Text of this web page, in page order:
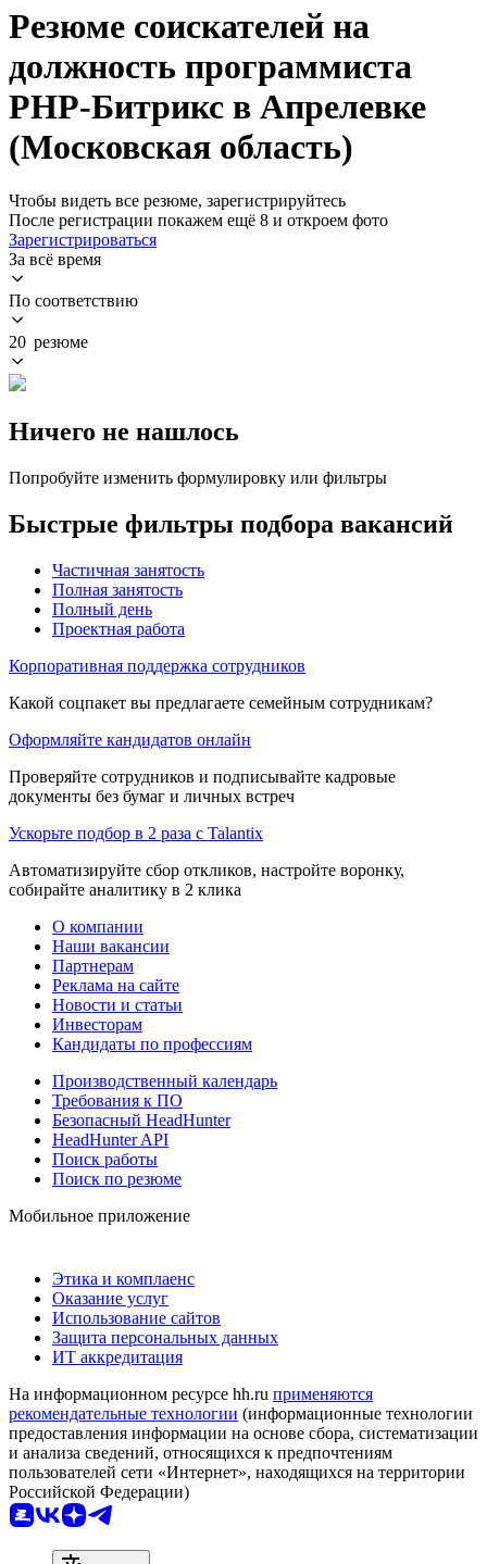
Резюме соискателей на
должность программиста
PHP-Битрикс в Апрелевке
(Московская область)
Чтобы видеть все резюме, зарегистрируйтесь
После регистрации покажем ещё 8 и откроем фото
Зарегистрироваться
За всё время
По соответствию
20 резюме
Ничего не нашлось
Попробуйте изменить формулировку или фильтры
Быстрые фильтры подбора вакансий
Частичная занятость
Полная занятость
Полный день
Проектная работа
Корпоративная поддержка сотрудников
Какой соцпакет вы предлагаете семейным сотрудникам?
Оформляйте кандидатов онлайн
Проверяйте сотрудников и подписывайте кадровые
документы без бумаг и личных встреч
Ускорьте подбор в 2 раза с Talantix
Автоматизируйте сбор откликов, настройте воронку,
собирайте аналитику в 2 клика
О компании
Наши вакансии
Партнерам
Реклама на сайте
Новости и статьи
Инвесторам
Кандидаты по профессиям
Производственный календарь
Требования к ПО
Безопасный HeadHunter
HeadHunter API
Поиск работы
Поиск по резюме
Мобильное приложение
Этика и комплаенс
Оказание услуг
Использование сайтов
Защита персональных данных
ИТ аккредитация
На информационном ресурсе hh.ru применяются
рекомендательные технологии (информационные технологии
предоставления информации на основе сбора, систематизации
и анализа сведений, относящихся к предпочтениям
пользователей сети «Интернет», находящихся на территории
Российской Федерации)